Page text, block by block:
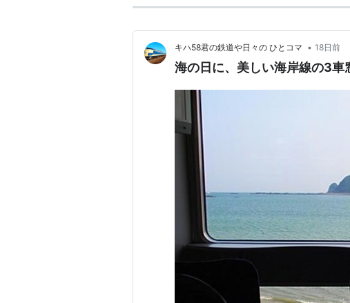
キハ58君の鉄道や日々の ひとコマ • 18日前
海の日に、美しい海岸線の3車